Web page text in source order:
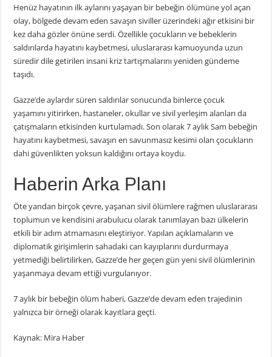
Henüz hayatının ilk aylarını yaşayan bir bebeğin ölümüne yol açan
olay, bölgede devam eden savaşın siviller üzerindeki ağır etkisini bir
kez daha gözler önüne serdi. Özellikle çocukların ve bebeklerin
saldırılarda hayatını kaybetmesi, uluslararası kamuoyunda uzun
süredir dile getirilen insani kriz tartışmalarını yeniden gündeme
taşıdı.
Gazze’de aylardır süren saldırılar sonucunda binlerce çocuk
yaşamını yitirirken, hastaneler, okullar ve sivil yerleşim alanları da
çatışmaların etkisinden kurtulamadı. Son olarak 7 aylık Sam bebeğin
hayatını kaybetmesi, savaşın en savunmasız kesimi olan çocukların
dahi güvenlikten yoksun kaldığını ortaya koydu.
Haberin Arka Planı
Öte yandan birçok çevre, yaşanan sivil ölümlere rağmen uluslararası
toplumun ve kendisini arabulucu olarak tanımlayan bazı ülkelerin
etkili bir adım atmamasını eleştiriyor. Yapılan açıklamaların ve
diplomatik girişimlerin sahadaki can kayıplarını durdurmaya
yetmediği belirtilirken, Gazze’de her geçen gün yeni sivil ölümlerinin
yaşanmaya devam ettiği vurgulanıyor.
7 aylık bir bebeğin ölüm haberi, Gazze’de devam eden trajedinin
yalnızca bir örneği olarak kayıtlara geçti.
Kaynak: Mira Haber